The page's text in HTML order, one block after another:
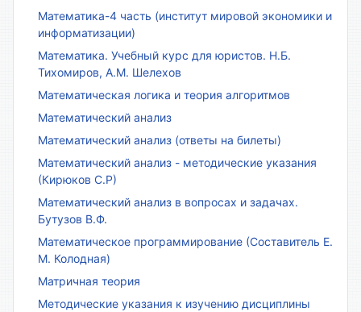
Математика-4 часть (институт мировой экономики и
информатизации)
Математика. Учебный курс для юристов. Н.Б.
Тихомиров, А.М. Шелехов
Математическая логика и теория алгоритмов
Математический анализ
Математический анализ (ответы на билеты)
Математический анализ - методические указания
(Кирюков С.Р)
Математический анализ в вопросах и задачах.
Бутузов В.Ф.
Математическое программирование (Составитель Е.
М. Колодная)
Матричная теория
Методические указания к изучению дисциплины